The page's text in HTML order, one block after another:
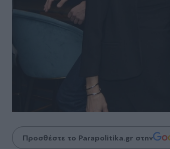
Προσθέστε το Parapolitika.gr στην